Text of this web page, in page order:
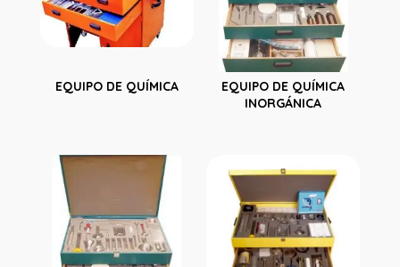
EQUIPO DE QUÍMICA
EQUIPO DE QUÍMICA
INORGÁNICA